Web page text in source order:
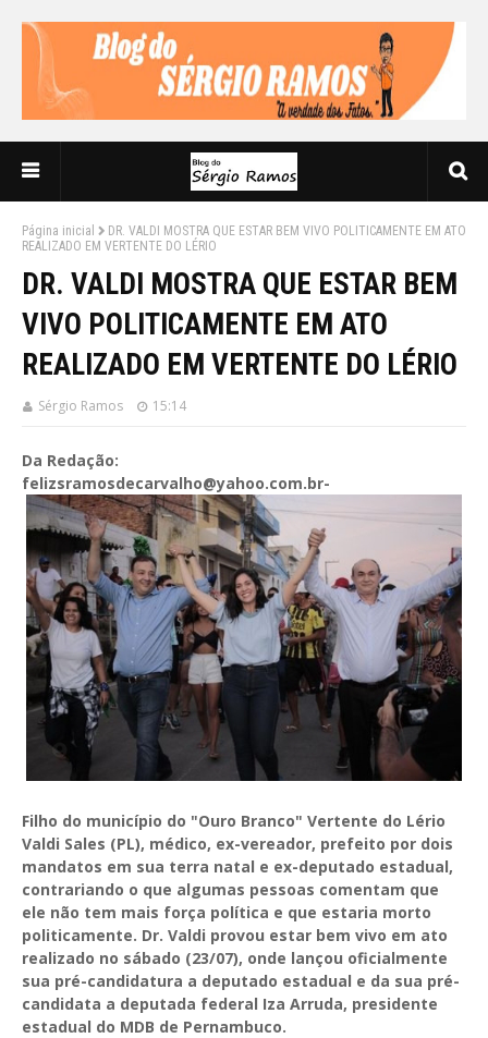
Página inicial
DR. VALDI MOSTRA QUE ESTAR BEM VIVO POLITICAMENTE EM ATO
REALIZADO EM VERTENTE DO LÉRIO
DR. VALDI MOSTRA QUE ESTAR BEM
VIVO POLITICAMENTE EM ATO
REALIZADO EM VERTENTE DO LÉRIO
Sérgio Ramos 15:14
Da Redação:
felizsramosdecarvalho@yahoo.com.br-
Filho do município do "Ouro Branco" Vertente do Lério
Valdi Sales (PL), médico, ex-vereador, prefeito por dois
mandatos em sua terra natal e ex-deputado estadual,
contrariando o que algumas pessoas comentam que
ele não tem mais força política e que estaria morto
politicamente. Dr. Valdi provou estar bem vivo em ato
realizado no sábado (23/07), onde lançou oficialmente
sua pré-candidatura a deputado estadual e da sua pré-
candidata a deputada federal Iza Arruda, presidente
estadual do MDB de Pernambuco.